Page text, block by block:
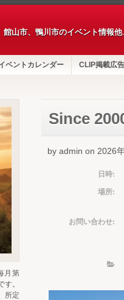
館山市、鴨川市のイベント情報
ベントカレンダー CLIP掲載広告
Since
by admin on 2026
日時:
場所:
お問い合わせ:
月第
。
所定